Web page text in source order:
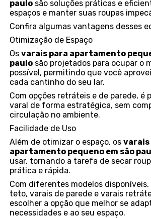
paulo são soluções práticas e
espaços e manter suas roupas
Confira algumas vantagens desses
Otimização de Espaço
Osvarais para apartamento
paulo são projetados para ocupar o
possível, permitindo que você
cada cantinho do seu lar.
Com opções retráteis e de parede, é
varal de forma estratégica, sem
circulação no ambiente.
Facilidade de Uso
Além de otimizar o espaço, osvarais
apartamento pequeno em são
usar, tornando a tarefa de secar
prática e rápida.
Com diferentes modelos
teto, varais de parede e varais
escolher a opção que melhor se
necessidades e ao seu espaço.